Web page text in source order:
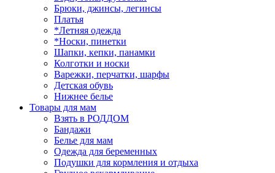
Брюки, джинсы, легинсы
Платья
*Летняя одежда
*Носки, пинетки
Шапки, кепки, панамки
Колготки и носки
Варежки, перчатки, шарфы
Детская обувь
Нижнее белье
Товары для мам
Взять в РОДДОМ
Бандажи
Белье для мам
Одежда для беременных
Подушки для кормления и отдыха